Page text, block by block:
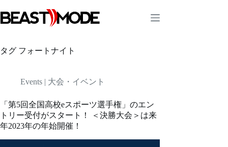
ン
テ
ツ
へ
プ
タグ フォートナイト
Events | 大会・イベント
「第5回全国高校eスポーツ選手権」のエン
トリー受付がスタート！ ＜決勝大会＞は来
年2023年の年始開催！